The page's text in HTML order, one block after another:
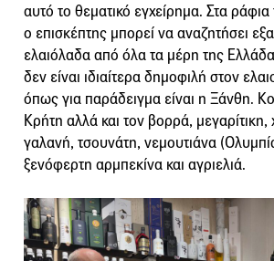
αυτό το θεματικό εγχείρημα. Στα
ο επισκέπτης μπορεί να αναζητήσει
ελαιόλαδα από όλα τα μέρη της
δεν είναι ιδιαίτερα δημοφιλή στον
όπως για παράδειγμα είναι η Ξάνθη.
Κρήτη αλλά και τον βορρά, μεγαρίτικη,
γαλανή, τσουνάτη, νεμουτιάνα
ξενόφερτη αρμπεκίνα και αγριελιά.